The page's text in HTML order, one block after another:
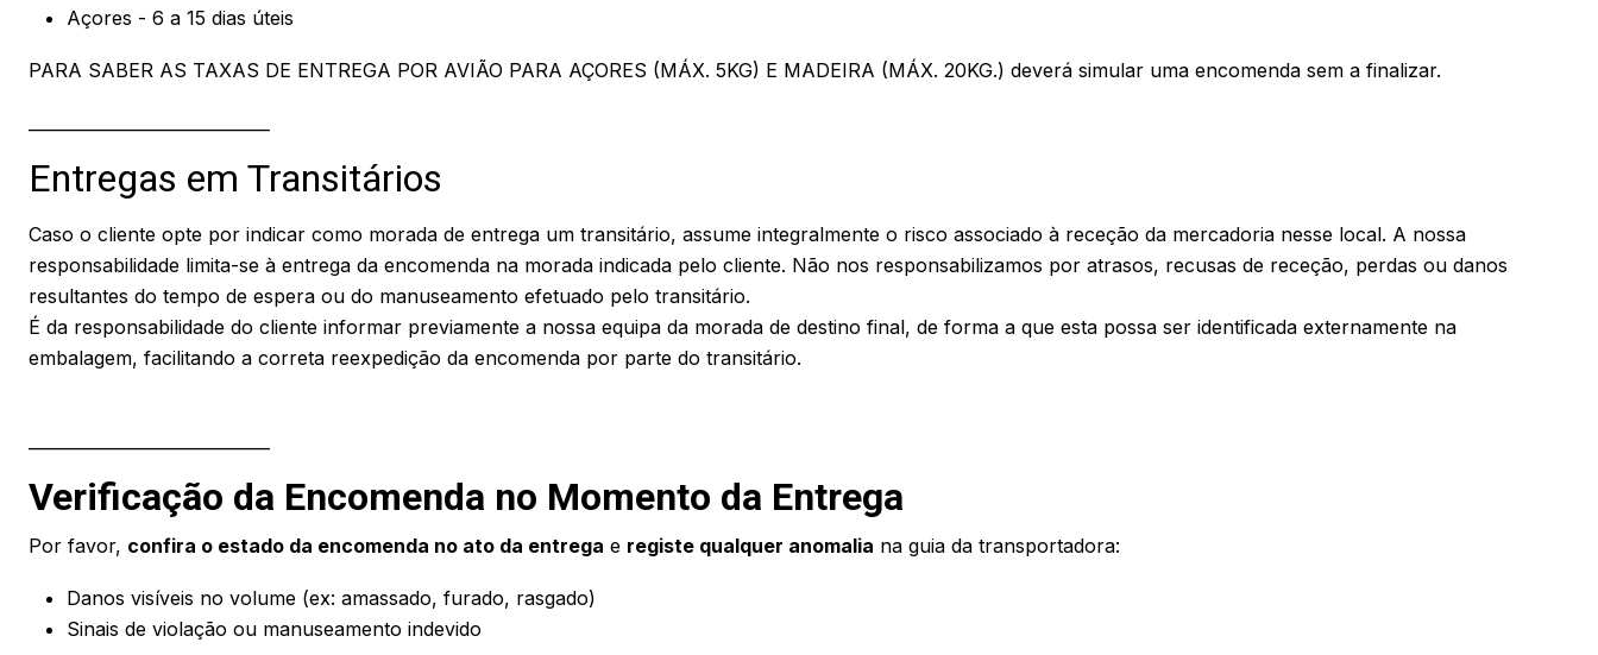
Açores - 6 a 15 dias úteis
PARA SABER AS TAXAS DE ENTREGA POR AVIÃO PARA AÇORES (MÁX. 5KG) E MADEIRA (MÁX. 20KG.) deverá simular uma encomenda sem a finalizar.
Entregas em Transitários
Caso o cliente opte por indicar como morada de entrega um transitário, assume integralmente o risco associado à receção da mercadoria nesse local. A nossa
responsabilidade limita-se à entrega da encomenda na morada indicada pelo cliente. Não nos responsabilizamos por atrasos, recusas de receção, perdas ou danos
resultantes do tempo de espera ou do manuseamento efetuado pelo transitário.
É da responsabilidade do cliente informar previamente a nossa equipa da morada de destino final, de forma a que esta possa ser identificada externamente na
embalagem, facilitando a correta reexpedição da encomenda por parte do transitário.
Verificação da Encomenda no Momento da Entrega
Por favor, confira o estado da encomenda no ato da entrega e registe qualquer anomalia na guia da transportadora:
Danos visíveis no volume (ex: amassado, furado, rasgado)
Sinais de violação ou manuseamento indevido